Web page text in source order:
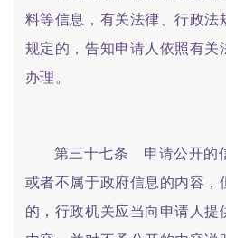
料等信息，有关法律、行政法
规定的，告知申请人依照有关
办理。
第三十七条 申请公开的
或者不属于政府信息的内容，
的，行政机关应当向申请人提